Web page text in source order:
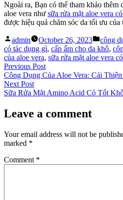
Ngoài ra, Bạn có thể tham khảo thêm
aloe vera như sữa rửa mặt aloe vera
được hiệu quả chăm sóc da tối ưu của
Posted
by
admin October 26, 2023
Posted
in
công
có tác dụng gì, cấp ẩm cho da khô,
của aloe vera, sữa rửa mặt aloe vera
Post
navigation
Previous PostPrevious
post:
Công Dụng Của Aloe Vera: Cải
Next PostNext
post:
Sữa Rửa Mặt Amino Acid Có Tốt
Leave a comment
Your email address will not be
marked *
Comment *